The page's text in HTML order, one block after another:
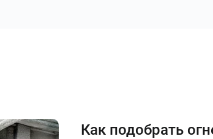
Как подобрать